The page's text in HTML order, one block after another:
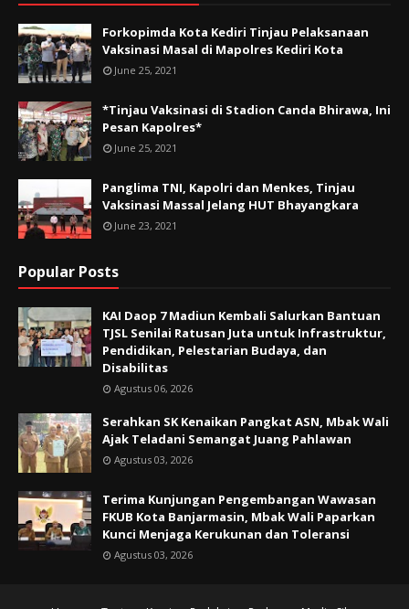
Forkopimda Kota Kediri Tinjau Pelaksanaan
Vaksinasi Masal di Mapolres Kediri Kota
June 25, 2021
*Tinjau Vaksinasi di Stadion Canda Bhirawa, Ini
Pesan Kapolres*
June 25, 2021
Panglima TNI, Kapolri dan Menkes, Tinjau
Vaksinasi Massal Jelang HUT Bhayangkara
June 23, 2021
Popular Posts
KAI Daop 7 Madiun Kembali Salurkan Bantuan
TJSL Senilai Ratusan Juta untuk Infrastruktur,
Pendidikan, Pelestarian Budaya, dan
Disabilitas
Agustus 06, 2026
Serahkan SK Kenaikan Pangkat ASN, Mbak Wali
Ajak Teladani Semangat Juang Pahlawan
Agustus 03, 2026
Terima Kunjungan Pengembangan Wawasan
FKUB Kota Banjarmasin, Mbak Wali Paparkan
Kunci Menjaga Kerukunan dan Toleransi
Agustus 03, 2026